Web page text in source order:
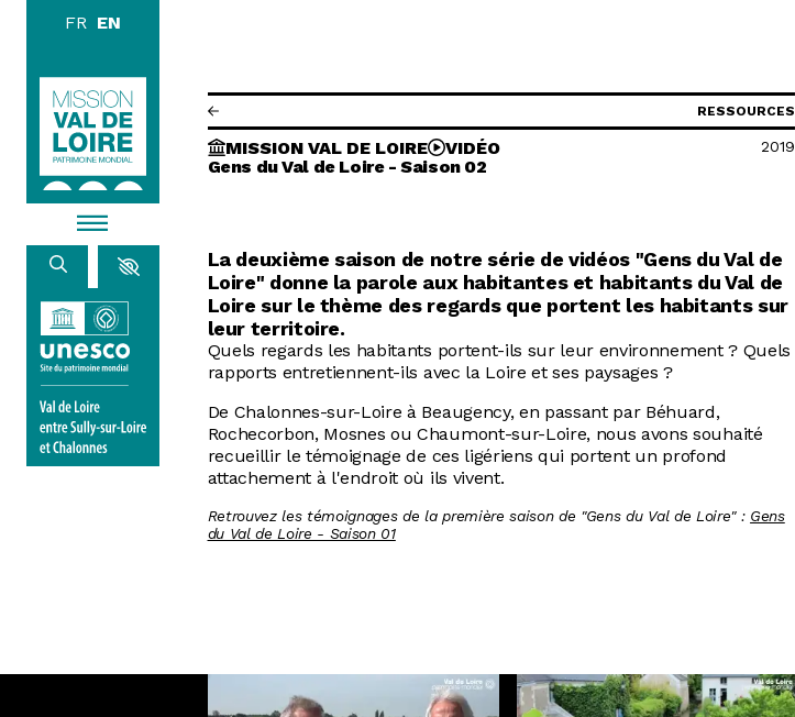
RESSOURCES
MISSION VAL DE LOIRE VIDÉO 2019
Gens du Val de Loire - Saison 02
La deuxième saison de notre série de vidéos "Gens du Val de
Loire" donne la parole aux habitantes et habitants du Val de
Loire sur le thème des regards que portent les habitants sur
leur territoire.
Quels regards les habitants portent-ils sur leur environnement ? Quels
rapports entretiennent-ils avec la Loire et ses paysages ?
De Chalonnes-sur-Loire à Beaugency, en passant par Béhuard,
Rochecorbon, Mosnes ou Chaumont-sur-Loire, nous avons souhaité
recueillir le témoignage de ces ligériens qui portent un profond
attachement à l'endroit où ils vivent.
Retrouvez les témoignages de la première saison de "Gens du Val de Loire" : Gens
du Val de Loire - Saison 01
DISCOVER
EXPLORE
BROWSE
LIVING
ACTUALITÉS
RESOURCES
IMAGE LIBRARY
MISSION VAL DE LOIRE